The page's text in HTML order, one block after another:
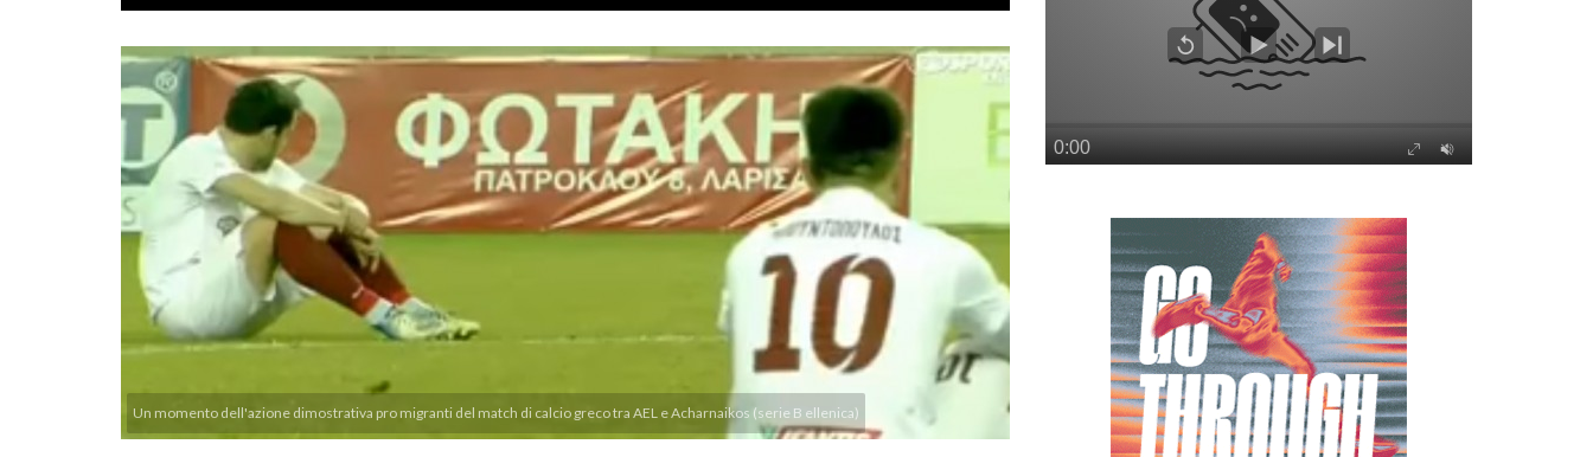
Un momento dell'azione dimostrativa pro migranti del match di calcio greco tra AEL e Acharnaikos (serie B ellenica)